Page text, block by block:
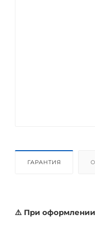
ГАРАНТИЯ
⚠️ При оформлении